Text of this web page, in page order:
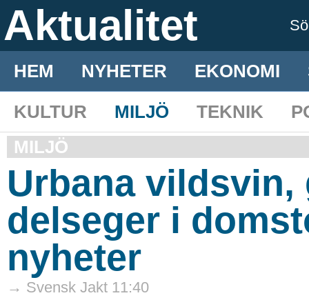
Aktualitet
HEM NYHETER EKONOMI
KULTUR
MILJÖ TEKNIK
MILJÖ
Urbana
delseger i
nyheter
→ Svensk Jakt 11:40